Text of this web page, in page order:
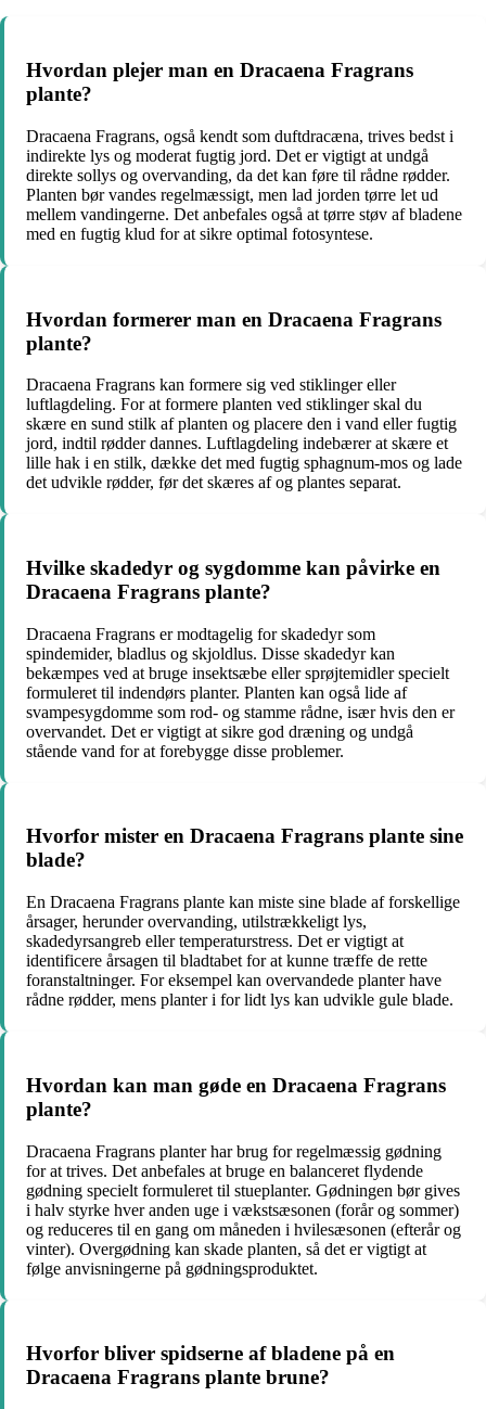
Hvordan plejer man en Dracaena Fragrans
plante?
Dracaena Fragrans, også kendt som duftdracæna, trives bedst i
indirekte lys og moderat fugtig jord. Det er vigtigt at undgå
direkte sollys og overvanding, da det kan føre til rådne rødder.
Planten bør vandes regelmæssigt, men lad jorden tørre let ud
mellem vandingerne. Det anbefales også at tørre støv af bladene
med en fugtig klud for at sikre optimal fotosyntese.
Hvordan formerer man en Dracaena Fragrans
plante?
Dracaena Fragrans kan formere sig ved stiklinger eller
luftlagdeling. For at formere planten ved stiklinger skal du
skære en sund stilk af planten og placere den i vand eller fugtig
jord, indtil rødder dannes. Luftlagdeling indebærer at skære et
lille hak i en stilk, dække det med fugtig sphagnum-mos og lade
det udvikle rødder, før det skæres af og plantes separat.
Hvilke skadedyr og sygdomme kan påvirke en
Dracaena Fragrans plante?
Dracaena Fragrans er modtagelig for skadedyr som
spindemider, bladlus og skjoldlus. Disse skadedyr kan
bekæmpes ved at bruge insektsæbe eller sprøjtemidler specielt
formuleret til indendørs planter. Planten kan også lide af
svampesygdomme som rod- og stamme rådne, især hvis den er
overvandet. Det er vigtigt at sikre god dræning og undgå
stående vand for at forebygge disse problemer.
Hvorfor mister en Dracaena Fragrans plante sine
blade?
En Dracaena Fragrans plante kan miste sine blade af forskellige
årsager, herunder overvanding, utilstrækkeligt lys,
skadedyrsangreb eller temperaturstress. Det er vigtigt at
identificere årsagen til bladtabet for at kunne træffe de rette
foranstaltninger. For eksempel kan overvandede planter have
rådne rødder, mens planter i for lidt lys kan udvikle gule blade.
Hvordan kan man gøde en Dracaena Fragrans
plante?
Dracaena Fragrans planter har brug for regelmæssig gødning
for at trives. Det anbefales at bruge en balanceret flydende
gødning specielt formuleret til stueplanter. Gødningen bør gives
i halv styrke hver anden uge i vækstsæsonen (forår og sommer)
og reduceres til en gang om måneden i hvilesæsonen (efterår og
vinter). Overgødning kan skade planten, så det er vigtigt at
følge anvisningerne på gødningsproduktet.
Hvorfor bliver spidserne af bladene på en
Dracaena Fragrans plante brune?